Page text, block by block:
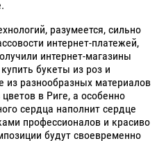
разумеется, сильно
интернет-платежей,
интернет-магазины
букеты из роз и
из разнообразных материалов
в Риге, а особенно
сердца наполнит сердце
профессионалов и красиво
будут своевременно